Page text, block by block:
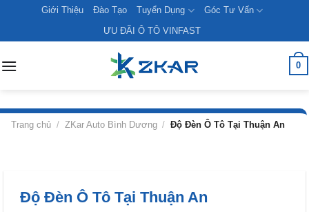
content
Giới Thiệu Đào Tạo Tuyển Dụng
Góc Tư Vấn
ƯU ĐÃI Ô TÔ VINFAST
0
Trang chủ / ZKar Auto Bình Dương / Độ Đèn Ô Tô Tại Thuận An
Độ Đèn Ô Tô Tại Thuận An